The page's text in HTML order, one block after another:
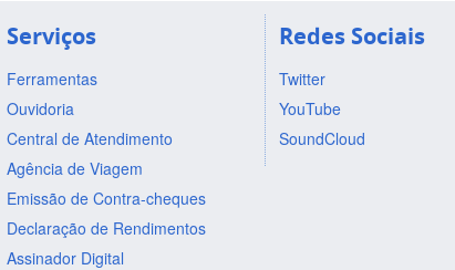
Serviços
Ferramentas
Ouvidoria
Central de Atendimento
Agência de Viagem
Emissão de Contra-cheques
Declaração de Rendimentos
Assinador Digital
Redes Sociais
Twitter
YouTube
SoundCloud